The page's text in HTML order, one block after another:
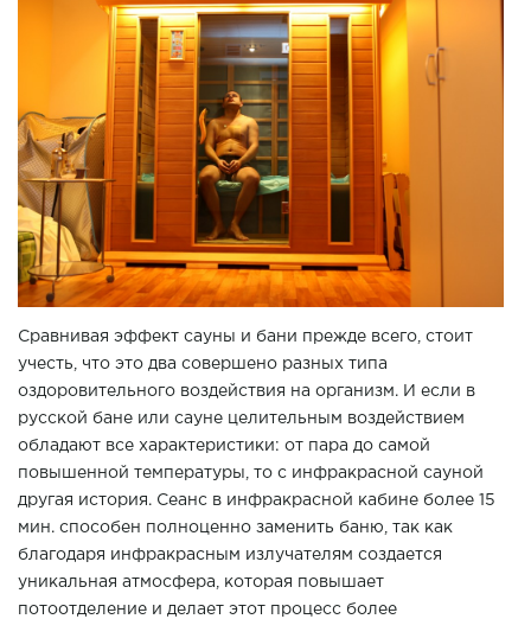
Сравнивая эффект сауны и бани прежде всего, стоит
учесть, что это два совершено разных типа
оздоровительного воздействия на организм. И если в
русской бане или сауне целительным воздействием
обладают все характеристики: от пара до самой
повышенной температуры, то с инфракрасной сауной
другая история. Сеанс в инфракрасной кабине более 15
мин. способен полноценно заменить баню, так как
благодаря инфракрасным излучателям создается
уникальная атмосфера, которая повышает
потоотделение и делает этот процесс более